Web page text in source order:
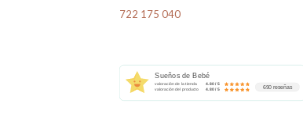
722 175 040
Sueños de Bebé
valoración de la tienda
4.80 / 5
valoración del producto
4.80 / 5 690 reseñas